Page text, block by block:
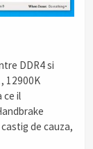
DDR4 si
12900K
ce il
de cauza,